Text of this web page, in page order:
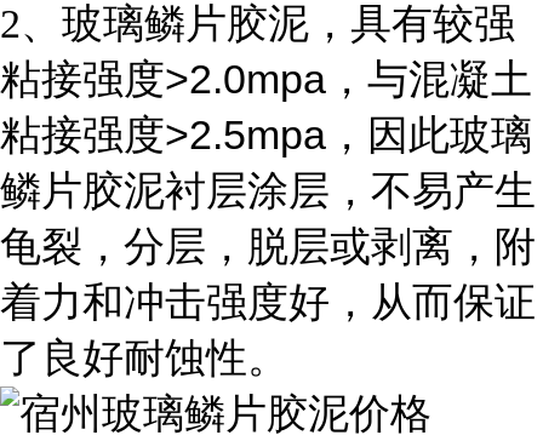
2、玻璃鳞片胶泥，具有较强
粘接强度>2.0mpa ，与混凝土
粘接强度>2.5mpa ，因此玻璃
鳞片胶泥衬层涂层，不易产生
龟裂，分层，脱层或剥离，附
着力和冲击强度好，从而保证
了良好耐蚀性。